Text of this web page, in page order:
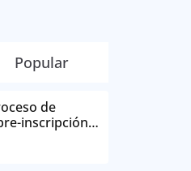
Popular
de
inscripción
la FIFA 2026 ™